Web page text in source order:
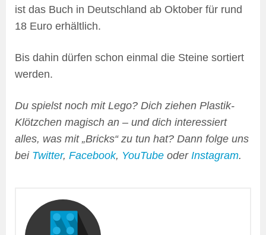
ist das Buch in Deutschland ab Oktober für rund
18 Euro erhältlich.
Bis dahin dürfen schon einmal die Steine sortiert
werden.
Du spielst noch mit Lego? Dich ziehen Plastik-
Klötzchen magisch an – und dich interessiert
alles, was mit „Bricks“ zu tun hat? Dann folge uns
bei Twitter, Facebook, YouTube oder Instagram.